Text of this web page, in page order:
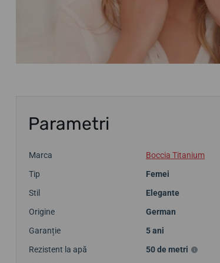
Parametri
Marca
Boccia Titanium
Tip
Femei
Stil
Elegante
Origine
German
Garanție
5 ani
Rezistent la apă
50 de metri